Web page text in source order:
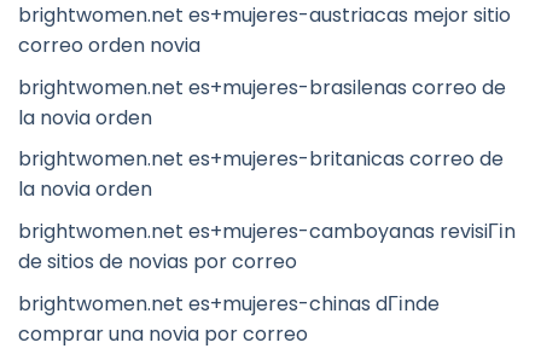
brightwomen.net es+mujeres-austriacas mejor sitio
correo orden novia
brightwomen.net es+mujeres-brasilenas correo de
la novia orden
brightwomen.net es+mujeres-britanicas correo de
la novia orden
brightwomen.net es+mujeres-camboyanas revisiГіn
de sitios de novias por correo
brightwomen.net es+mujeres-chinas dГіnde
comprar una novia por correo